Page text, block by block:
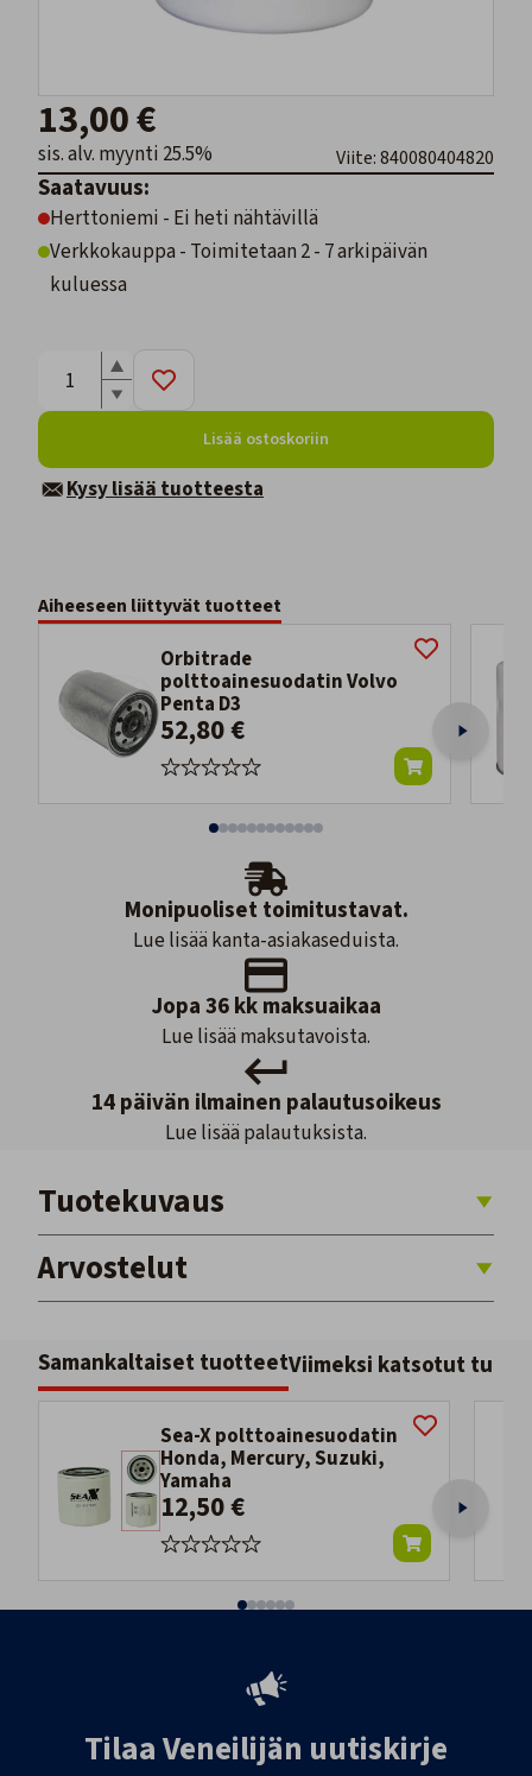
13,00 €
sis. alv. myynti 25.5% Viite: 840080404820
Saatavuus:
Herttoniemi - Ei heti nähtävillä
Verkkokauppa - Toimitetaan 2 - 7 arkipäivän
kuluessa
Lisää ostoskoriin
Kysy lisää tuotteesta
Aiheeseen liittyvät tuotteet
Orbitrade
polttoainesuodatin Volvo
Penta D3
52,80 €
Monipuoliset toimitustavat.
Lue lisää kanta-asiakaseduista.
Jopa 36 kk maksuaikaa
Lue lisää maksutavoista.
14 päivän ilmainen palautusoikeus
Lue lisää palautuksista.
Tuotekuvaus
Arvostelut
Samankaltaiset tuotteetViimeksi katsotut
Sea-X polttoainesuodatin
Honda, Mercury, Suzuki,
Yamaha
12,50 €
Tilaa Veneilijän uutiskirje